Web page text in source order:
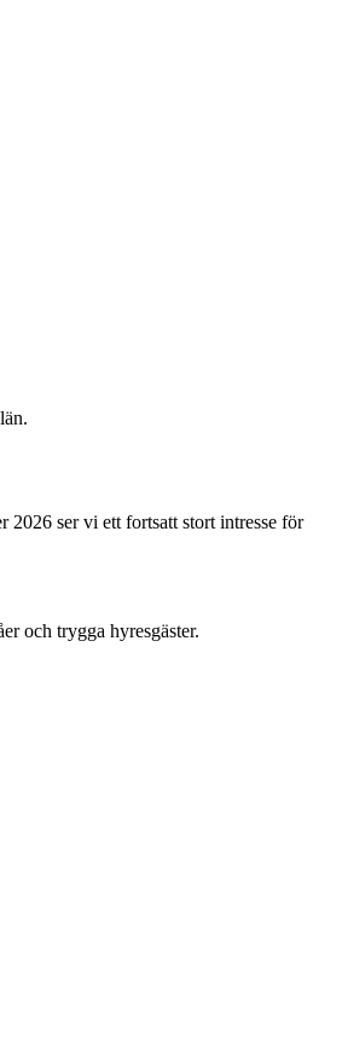
2026 ser vi ett fortsatt stort intresse för
och trygga hyresgäster.